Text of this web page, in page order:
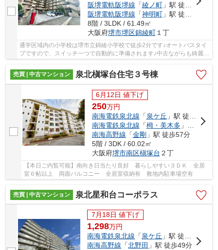
阪堺電軌阪堺線 「綾ノ町」駅 徒歩7分
阪堺電軌阪堺線 「神明町」駅 徒歩10分
8階 / 3LDK / 61.49㎡
大阪府堺市堺区錦綾町１丁
通学区域内の小学校は堺市立錦綾小学校で徒歩2分です♪オートバスタイ
プですので、スイッチ一つで自動的に準備されます♪中古ながらも綺麗な
室内と魅力的な住環境のマンションです♪イエ...
売買 | 中古マンション
泉北槇塚台住宅３号棟
6月12日 値下げ
250万円
南海電鉄泉北線 「泉ケ丘 」駅 徒歩32分
南海電鉄泉北線 「栂・美木多 」駅 徒歩47分
南海高野線 「金剛」駅 徒歩57分
5階 / 3DK / 60.02㎡
大阪府堺市南区槇塚台 ２丁
【本日ご内覧可能】南向き日当たり良好 暮らしやすい３ＤＫ 全居
室６帖以上 両面バルコニー 全居室収納有 敷地内駐車場空有
売買 | 中古マンション 泉北星和台コーポラス
7月18日 値下げ
1,298万円
南海電鉄泉北線 「泉ケ丘 」駅 徒歩22分
南海高野線 「北野田 」駅 徒歩49分